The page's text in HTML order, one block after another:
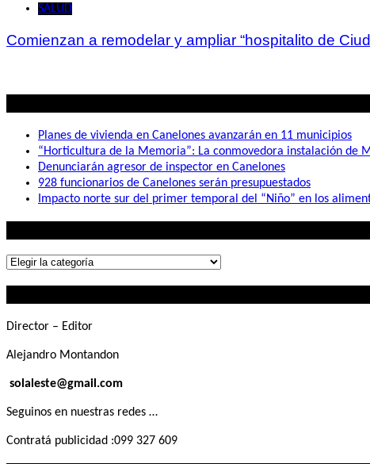
SALUD
Comienzan a remodelar y ampliar “hospitalito de
Planes de vivienda en Canelones avanzarán en 11 municipios
“Horticultura de la Memoria”: La conmovedora instalación de
Denunciarán agresor de inspector en Canelones
928 funcionarios de Canelones serán presupuestados
Impacto norte sur del primer temporal del “Niño” en los
Lo
Director – Editor
Alejandro Montandon
solaleste@gmail.com
Seguinos en nuestras redes …
Contratá publicidad :099 327 609